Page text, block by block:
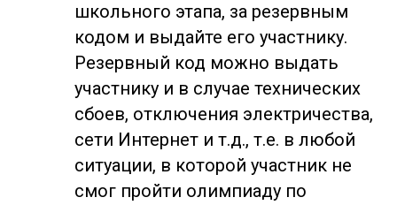
школьного этапа, за резервным
кодом и выдайте его участнику.
Резервный код можно выдать
участнику и в случае технических
сбоев, отключения электричества,
сети Интернет и т.д., т.е. в любой
ситуации, в которой участник не
смог пройти олимпиаду по